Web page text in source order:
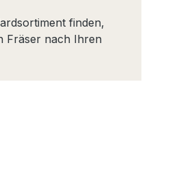
finden,
Fräser nach Ihren